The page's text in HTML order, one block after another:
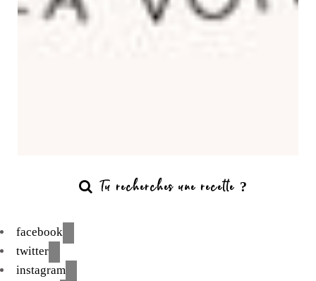
facebook
twitter
instagram